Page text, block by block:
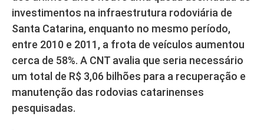
investimentos na infraestrutura rodoviária de
Santa Catarina, enquanto no mesmo período,
entre 2010 e 2011, a frota de veículos aumentou
cerca de 58%. A CNT avalia que seria necessário
um total de R$ 3,06 bilhões para a recuperação e
manutenção das rodovias catarinenses
pesquisadas.